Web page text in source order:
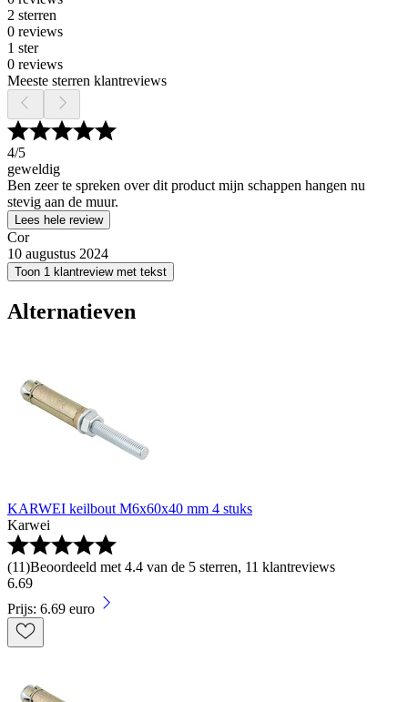
2 sterren
0 reviews
1 ster
0 reviews
Meeste sterren klantreviews
4/5
geweldig
Ben zeer te spreken over dit product mijn schappen hangen nu
stevig aan de muur.
Lees hele review
Cor
10 augustus 2024
Toon 1 klantreview met tekst
Alternatieven
KARWEI keilbout M6x60x40 mm 4 stuks
Karwei
(11)Beoordeeld met 4.4 van de 5 sterren, 11 klantreviews
6.69
Prijs: 6.69 euro